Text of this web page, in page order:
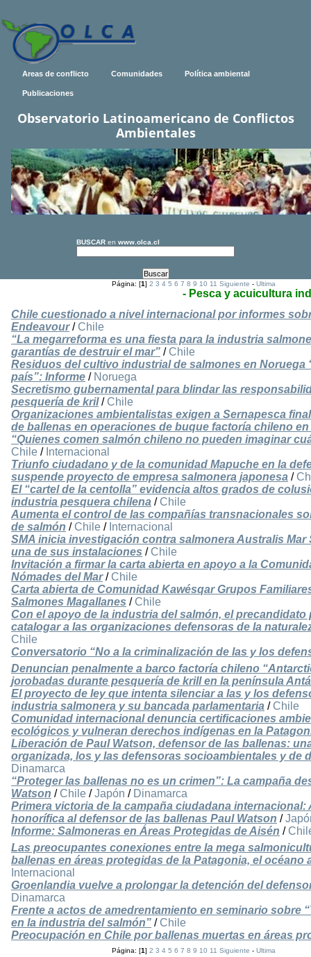
Areas de conflicto Comunidades Política ambiental
Publicaciones
Observatorio Latinoamericano de Conflictos
Ambientales
BUSCAR en www.olca.cl
Página: [1]2 3 4 5 6 7 8 9 10 11 Siguiente -Ultima
- Pesca y acuicultura
Chile cuestionado a nivel internacional por informes
Endeavour/ Chile
“La megarreforma es una fiesta para la industria
garantías de destruir el mar” / Chile
Residuos del cultivo industrial de salmones en Noruega
país”: Informe / Noruega
Secretismo gubernamental para blindar las
pesquería de kril/ Chile
Organizaciones ambientalistas exigen a Sernapesca
de ballenas en operaciones de buque factoría chileno
“Quienes comen salmón chileno no pueden imaginar
Chile / Internacional
Triunfo ciudadano y de la comunidad Mapuche en la
suspende proyecto de empresa salmonera japonesa /
El “cartel de la centolla” evidencia altos grados de
industria pesquera chilena / Chile
Aumenta el control de las compañías transnacionales
de salmón / Chile / Internacional
SMA inicia investigación contra salmonera Australis
una de sus instalaciones / Chile
Invitación a firmar la carta abierta en apoyo a la
Nómades del Mar/ Chile
Carta abierta de Comunidad Kawésqar Grupos
Salmones Magallanes / Chile
Con el apoyo de la industria del salmón, el
catalogar a las organizaciones defensoras de la
Chile
Conversatorio “No a la criminalización de las y los
Denuncian penalmente a barco factoría chileno
jorobadas durante pesquería de krill en la península
El proyecto de ley que intenta silenciar a las y los
industria salmonera y su bancada parlamentaria / Chile
Comunidad internacional denuncia certificaciones
ecológicos y vulneran derechos indígenas en la
Liberación de Paul Watson, defensor de las ballenas:
organizada, los y las defensoras socioambientales y de
Dinamarca
“Proteger las ballenas no es un crimen”: La campaña
Watson / Chile /Japón / Dinamarca
Primera victoria de la campaña ciudadana
honorífica al defensor de las ballenas Paul Watson /
Informe: Salmoneras en Áreas Protegidas de Aisén /
Las preocupantes conexiones entre la mega
ballenas en áreas protegidas de la Patagonia, el océano
Internacional
Groenlandia vuelve a prolongar la detención del
Dinamarca
Frente a actos de amedrentamiento en seminario sobre
en la industria del salmón” / Chile
Preocupación en Chile por ballenas muertas en áreas
Página: [1]2 3 4 5 6 7 8 9 10 11 Siguiente -Ultima